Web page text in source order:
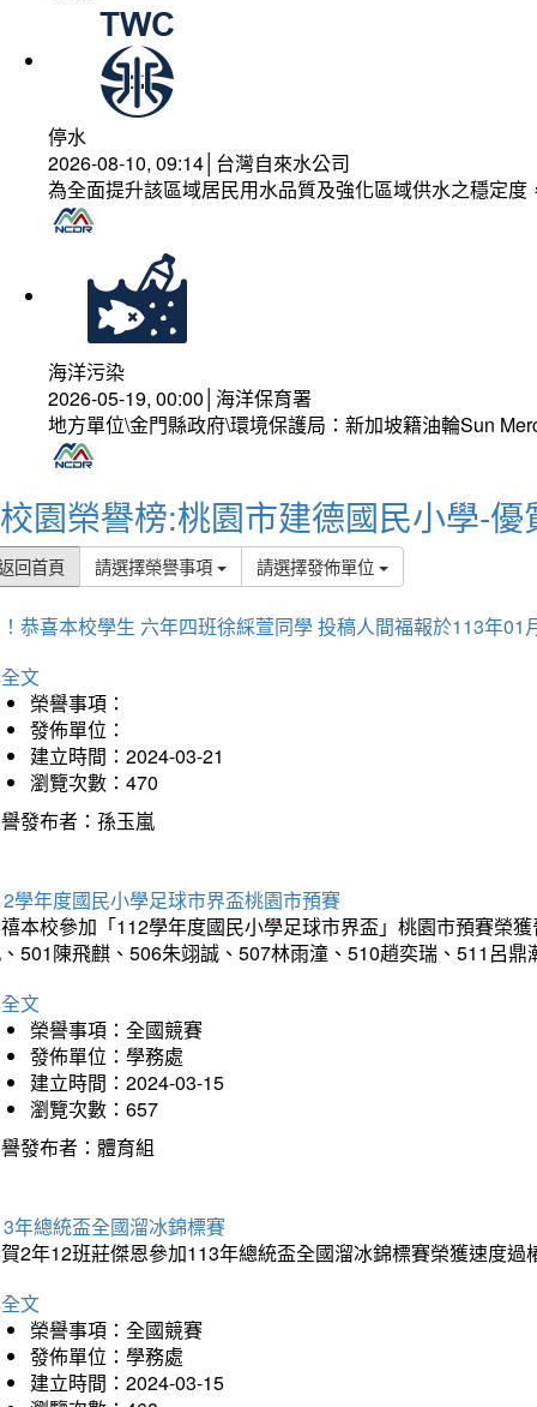
停水
2026-08-10, 09:14│台灣自來水公司
為全面提升該區域居民用水品質及強化區域供水之穩定
海洋污染
2026-05-19, 00:00│海洋保育署
地方單位\金門縣政府\環境保護局：新加坡籍油輪Sun
校園榮譽榜:桃園市建德國民小學-優
回首頁 請選擇榮譽事項 請選擇發佈單位
恭喜本校學生 六年四班徐綵萱同學 投稿人間福報於113年01
文
榮譽事項：
發佈單位：
建立時間：2024-03-21
瀏覽次數：470
發布者：孫玉嵐
學年度國民小學足球市界盃桃園市預賽
本校參加「112學年度國民小學足球市界盃」桃園市預賽榮
501陳飛麒、506朱翊誠、507林雨潼、510趙奕瑞、511呂
文
榮譽事項：全國競賽
發佈單位：學務處
建立時間：2024-03-15
瀏覽次數：657
發布者：體育組
年總統盃全國溜冰錦標賽
2年12班莊傑恩參加113年總統盃全國溜冰錦標賽榮獲速度過
文
榮譽事項：全國競賽
發佈單位：學務處
建立時間：2024-03-15